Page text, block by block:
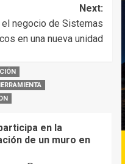
Next:
negocio de Sistemas
en una nueva unidad
en la
de un muro en